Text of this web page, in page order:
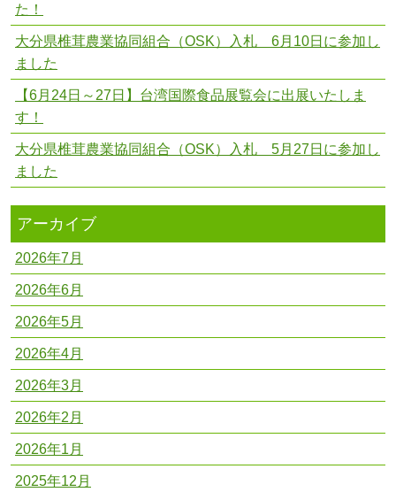
た！
大分県椎茸農業協同組合（OSK）入札 6月10日に参加し
ました
【6月24日～27日】台湾国際食品展覧会に出展いたしま
す！
大分県椎茸農業協同組合（OSK）入札 5月27日に参加し
ました
アーカイブ
2026年7月
2026年6月
2026年5月
2026年4月
2026年3月
2026年2月
2026年1月
2025年12月